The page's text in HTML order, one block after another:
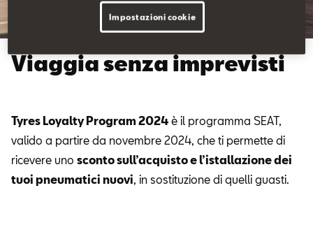
Viaggia senza imprevisti
Tyres Loyalty Program 2024 è il programma SEAT,
valido a partire da novembre 2024, che ti permette di
ricevere uno sconto sull’acquisto e l’istallazione dei
tuoi pneumatici nuovi, in sostituzione di quelli guasti.
Impostazioni cookie